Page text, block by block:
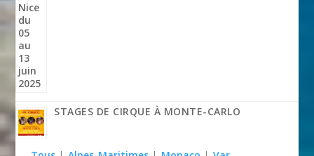
STAGES DE CIRQUE À MONTE-CARLO